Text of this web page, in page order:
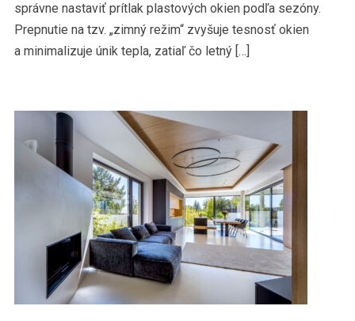
správne nastaviť prítlak plastových okien podľa sezóny.
Prepnutie na tzv. „zimný režim“ zvyšuje tesnosť okien
a minimalizuje únik tepla, zatiaľ čo letný […]